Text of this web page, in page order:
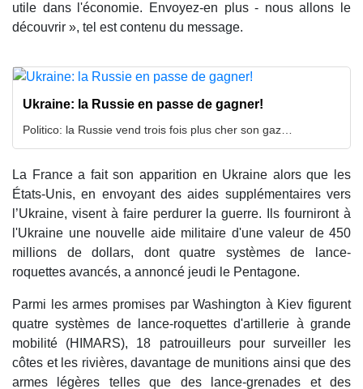
utile dans l'économie. Envoyez-en plus - nous allons le
découvrir », tel est contenu du message.
Ukraine: la Russie en passe de gagner!
Politico: la Russie vend trois fois plus cher son gaz…
La France a fait son apparition en Ukraine alors que les
États-Unis, en envoyant des aides supplémentaires vers
l’Ukraine, visent à faire perdurer la guerre. Ils fourniront à
l'Ukraine une nouvelle aide militaire d'une valeur de 450
millions de dollars, dont quatre systèmes de lance-
roquettes avancés, a annoncé jeudi le Pentagone.
Parmi les armes promises par Washington à Kiev figurent
quatre systèmes de lance-roquettes d'artillerie à grande
mobilité (HIMARS), 18 patrouilleurs pour surveiller les
côtes et les rivières, davantage de munitions ainsi que des
armes légères telles que des lance-grenades et des